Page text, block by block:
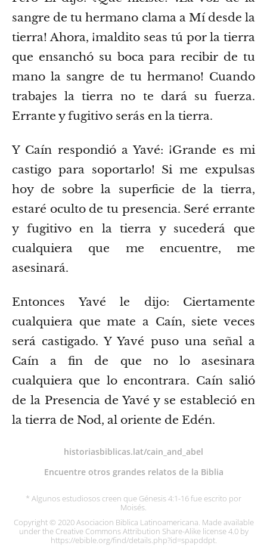
sangre de tu hermano clama a Mí desde la
tierra!Ahora, ¡maldito seas tú por la tierra
que ensanchó su boca para recibir de tu
mano la sangre de tu hermano! Cuando
trabajes la tierra no te dará su fuerza.
Errante y fugitivo serás en la tierra.
Y Caín respondió a Yavé: ¡Grande es mi
castigo para soportarlo! Si me expulsas
hoy de sobre la superficie de la tierra,
estaré oculto de tu presencia. Seré errante
y fugitivo en la tierra y sucederá que
cualquiera que me encuentre, me
asesinará.
Entonces Yavé le dijo: Ciertamente
cualquiera que mate a Caín, siete veces
será castigado. Y Yavé puso una señal a
Caín a fin de que no lo asesinara
cualquiera que lo encontrara. Caín salió
de la Presencia de Yavé y se estableció en
la tierra de Nod, al oriente de Edén.
historiasbiblicas.lat/cain_and_abel
Encuentre otros grandes relatos de la Biblia
* Algunos estudiosos creen que Génesis 4:1-16 fue escrito por
Moisés.
Copyright © 2020 Asociacion Biblica Latinoamericana. Made available
under the Creative Commons Attribution Share-Alike license 4.0 by
https://ebible.org/find/details.php?id=spapddpt.